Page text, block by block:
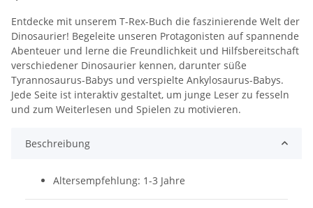
Entdecke mit unserem T-Rex-Buch die faszinierende Welt der
Dinosaurier! Begeleite unseren Protagonisten auf spannende
Abenteuer und lerne die Freundlichkeit und Hilfsbereitschaft
verschiedener Dinosaurier kennen, darunter süße
Tyrannosaurus-Babys und verspielte Ankylosaurus-Babys.
Jede Seite ist interaktiv gestaltet, um junge Leser zu fesseln
und zum Weiterlesen und Spielen zu motivieren.
Beschreibung
Altersempfehlung: 1-3 Jahre